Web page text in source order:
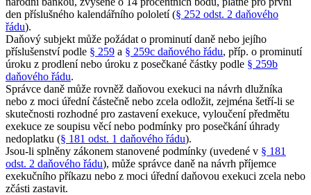
den příslušného kalendářního pololetí (§ 252 odst. 2 daňového
řádu).
Daňový subjekt může požádat o prominutí daně nebo jejího
příslušenství podle § 259 a § 259c daňového řádu, příp. o prominutí
úroku z prodlení nebo úroku z posečkané částky podle § 259b
daňového řádu.
Správce daně může rovněž daňovou exekuci na návrh dlužníka
nebo z moci úřední částečně nebo zcela odložit, zejména šetří-li se
skutečnosti rozhodné pro zastavení exekuce, vyloučení předmětu
exekuce ze soupisu věcí nebo podmínky pro posečkání úhrady
nedoplatku (§ 181 odst. 1 daňového řádu).
Jsou-li splněny zákonem stanovené podmínky (uvedené v § 181
odst. 2 daňového řádu), může správce daně na návrh příjemce
exekučního příkazu nebo z moci úřední daňovou exekuci zcela nebo
zčásti zastavit.